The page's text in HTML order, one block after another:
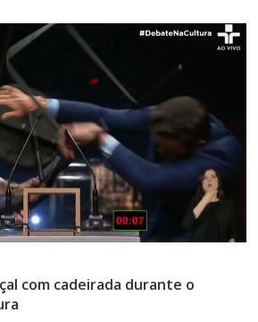
com cadeirada durante o